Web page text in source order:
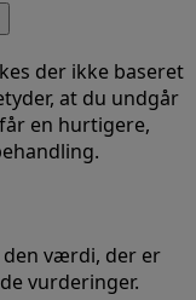
der ikke baseret
at du undgår
en hurtigere,
værdi, der er
vurderinger.